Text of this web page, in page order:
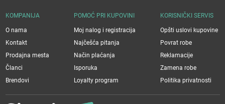
KOMPANIJA
O nama
Kontakt
Prodajna mesta
Članci
Brendovi
POMOĆ PRI KUPOVINI
Moj nalog i registracija
Najčešća pitanja
Način plaćanja
Isporuka
Loyalty program
KORISNIČKI SERVIS
Opšti uslovi kupovine
Povrat robe
Reklamacije
Zamena robe
Politika privatnosti